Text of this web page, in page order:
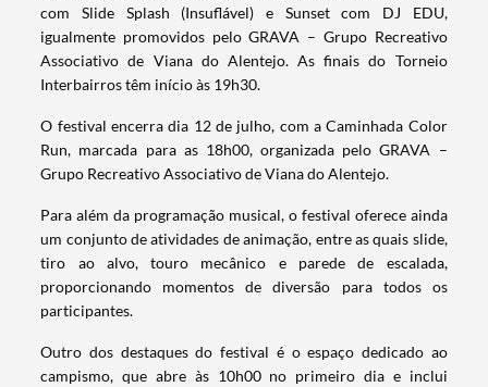
Termo de Pesquisa
Categorias gerais
com Slide Splash (Insuflável) e Sunset com DJ EDU,
igualmente promovidos pelo GRAVA – Grupo Recreativo
Associativo de Viana do Alentejo. As finais do Torneio
Interbairros têm início às 19h30.
O festival encerra dia 12 de julho, com a Caminhada Color
Run, marcada para as 18h00, organizada pelo GRAVA –
Grupo Recreativo Associativo de Viana do Alentejo.
Para além da programação musical, o festival oferece ainda
um conjunto de atividades de animação, entre as quais slide,
tiro ao alvo, touro mecânico e parede de escalada,
proporcionando momentos de diversão para todos os
participantes.
Outro dos destaques do festival é o espaço dedicado ao
campismo, que abre às 10h00 no primeiro dia e inclui